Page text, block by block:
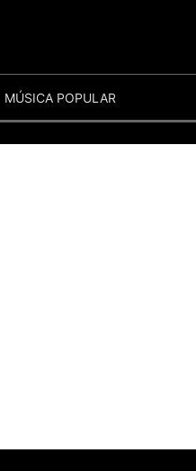
MÚSICA POPULAR